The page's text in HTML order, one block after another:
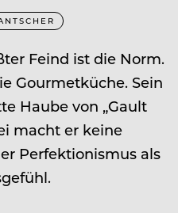
Feind ist die Norm.
Gourmetküche. Sein
Haube von „Gault
macht er keine
Perfektionismus als